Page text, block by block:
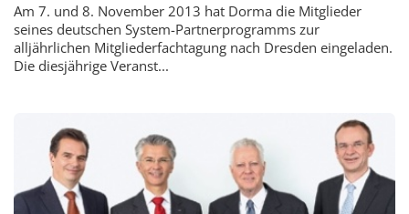
Am 7. und 8. November 2013 hat Dorma die Mitglieder
seines deutschen System-Partnerprogramms zur
alljährlichen Mitgliederfachtagung nach Dresden eingeladen.
Die diesjährige Veranst...